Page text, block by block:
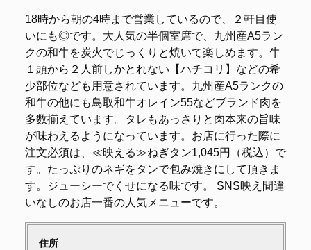
18時から朝の4時まで営業しているので、２軒目使
いにも◎です。大人気の半個室席で、九州産A5ラン
クの和牛を炭火でじっくりと焼いて楽しめます。牛
１頭から２人前しかとれない【ハチコリ】などの希
少部位なども用意されています。九州産A5ランクの
和牛の他にも鳥取和牛オレイン55などブランド肉を
多数揃えています。タレもあっさりと肉本来の旨味
が味わえるようになっています。お店に行った際に
注文必須は、≪映える≫ねぎタン1,045円（税込）で
す。たっぷりのネギをタンで包み焼きにして頂きま
す。ジューシーでくせになる味です。 SNS映え間違
いなしのお店一番の人気メニューです。
住所